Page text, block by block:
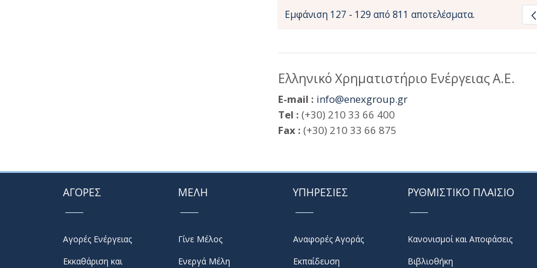
Εμφάνιση 127 - 129 από 811 αποτελέσματα.
Ελληνικό Χρηματιστήριο Ενέργειας Α.Ε.
E-mail : info@enexgroup.gr
Tel : (+30) 210 33 66 400
Fax : (+30) 210 33 66 875
ΑΓΟΡΕΣ
Αγορές Ενέργειας
Εκκαθάριση και
ΜΕΛΗ
Γίνε Μέλος
Ενεργά Μέλη
ΥΠΗΡΕΣΙΕΣ
Αναφορές Αγοράς
Εκπαίδευση
ΡΥΘΜΙΣΤΙΚΟ ΠΛΑΙΣΙΟ
Κανονισμοί και Αποφάσεις
Βιβλιοθήκη